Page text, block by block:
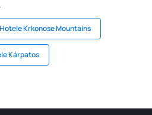
Hotele Krkonose Mountains
Kárpatos